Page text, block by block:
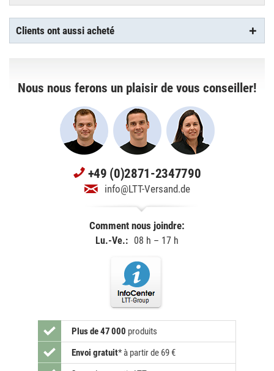
Clients ont aussi acheté
Nous nous ferons un plaisir de vous conseiller!
+49 (0)2871-2347790
info@LTT-Versand.de
Comment nous joindre:
Lu.-Ve.: 08 h – 17 h
Plus de 47 000 produits
Envoi gratuit* à partir de 69 €